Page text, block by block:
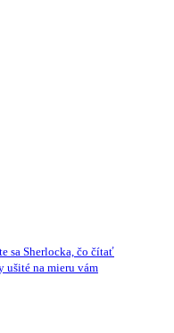
sa Sherlocka, čo čítať
ušité na mieru vám